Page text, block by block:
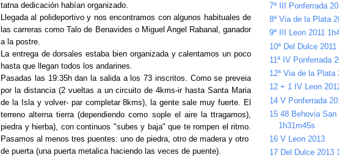
tatna dedicación habían organizado.
Llegada al polideportivo y nos encontramos con algunos habituales de
las carreras como Talo de Benavides o Miguel Angel Rabanal, ganador
a la postre.
La entrega de dorsales estaba bien organizada y calentamos un poco
hasta que llegan todos los andarines.
Pasadas las 19:35h dan la salida a los 73 inscritos. Como se preveia
por la distancia (2 vueltas a un circuito de 4kms-ir hasta Santa Maria
de la Isla y volver- par completar 8kms), la gente sale muy fuerte. El
terreno alterna tierra (dependiendo como sople el aire la ttragamos),
piedra y hierba), con continuos "subes y baja" que te rompen el ritmo.
Pasamos al menos tres puentes: uno de piedra, otro de madera y otro
de puerta (una puerta metalica haciendo las veces de puente).
7ª III Ponferrada
8ª Via de la Plata
9ª III Leon 2011
10ª Del Dulce
11ª IV Ponferrada
12ª Via de la Plata
12 + 1 IV Leon
14 V Ponferrada
15 48 Behovia
1h31m45s
16 V Leon 2013
17 Del Dulce 2013